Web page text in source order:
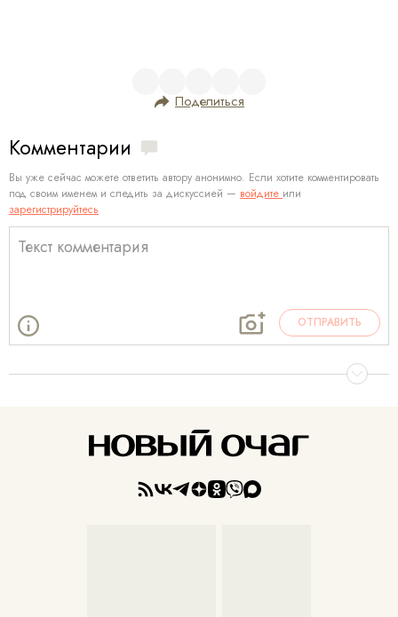
Поделиться
Комментарии
Вы уже сейчас можете ответить автору анонимно. Если хотите комментировать
под своим именем и следить за дискуссией — войдите или
зарегистрируйтесь
ОТПРАВИТЬ